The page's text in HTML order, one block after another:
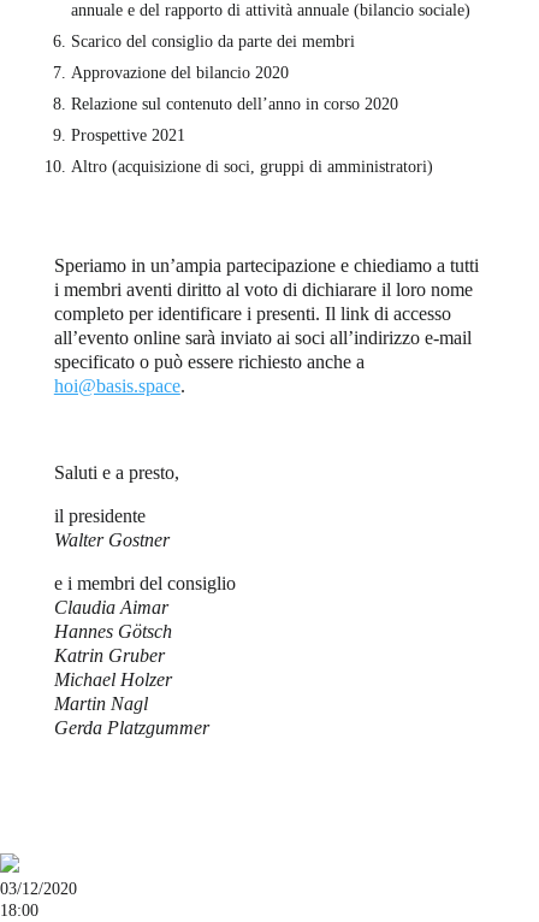
annuale e del rapporto di attività annuale (bilancio sociale)
Scarico del consiglio da parte dei membri
Approvazione del bilancio 2020
Relazione sul contenuto dell’anno in corso 2020
Prospettive 2021
Altro (acquisizione di soci, gruppi di amministratori)
Speriamo in un’ampia partecipazione e chiediamo a tutti
i membri aventi diritto al voto di dichiarare il loro nome
completo per identificare i presenti. Il link di accesso
all’evento online sarà inviato ai soci all’indirizzo e-mail
specificato o può essere richiesto anche a
hoi@basis.space.
Saluti e a presto,
il presidente
Walter Gostner
e i membri del consiglio
Claudia Aimar
Hannes Götsch
Katrin Gruber
Michael Holzer
Martin Nagl
Gerda Platzgummer
03/12/2020
18:00